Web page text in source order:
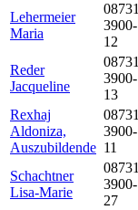
Lehermeier
Maria
08731
3900-
12
Reder
Jacqueline
08731
3900-
13
Rexhaj
Aldoniza,
Auszubildende
08731
3900-
11
Schachtner
Lisa-Marie
08731
3900-
27